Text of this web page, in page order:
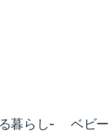
暮らし- ベビ